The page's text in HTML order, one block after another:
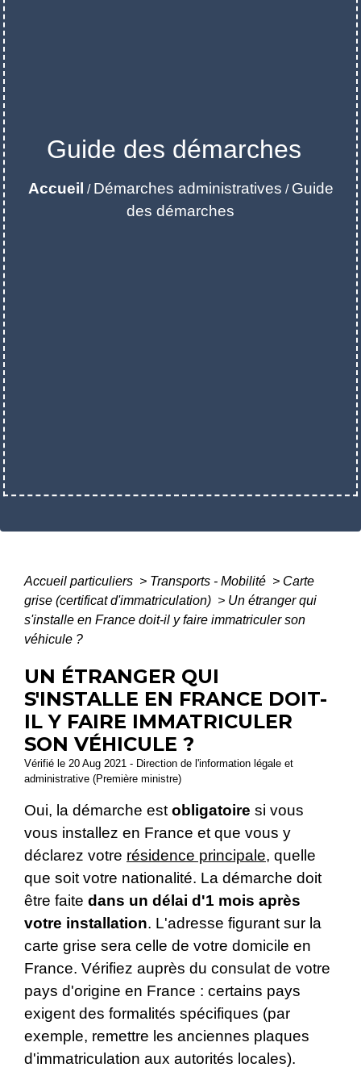
Guide des démarches
Accueil / Démarches administratives / Guide
des démarches
Accueil particuliers > Transports - Mobilité > Carte
grise (certificat d'immatriculation) > Un étranger qui
s'installe en France doit-il y faire immatriculer son
véhicule ?
UN ÉTRANGER QUI
S'INSTALLE EN FRANCE DOIT-
IL Y FAIRE IMMATRICULER
SON VÉHICULE ?
Vérifié le 20 Aug 2021 - Direction de l'information légale et
administrative (Première ministre)
Oui, la démarche est obligatoire si vous
vous installez en France et que vous y
déclarez votre résidence principale, quelle
que soit votre nationalité. La démarche doit
être faite dans un délai d'1 mois après
votre installation. L'adresse figurant sur la
carte grise sera celle de votre domicile en
France. Vérifiez auprès du consulat de votre
pays d'origine en France : certains pays
exigent des formalités spécifiques (par
exemple, remettre les anciennes plaques
d'immatriculation aux autorités locales).